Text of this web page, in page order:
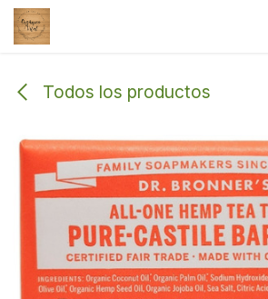
Ir al contenido
Todos los productos